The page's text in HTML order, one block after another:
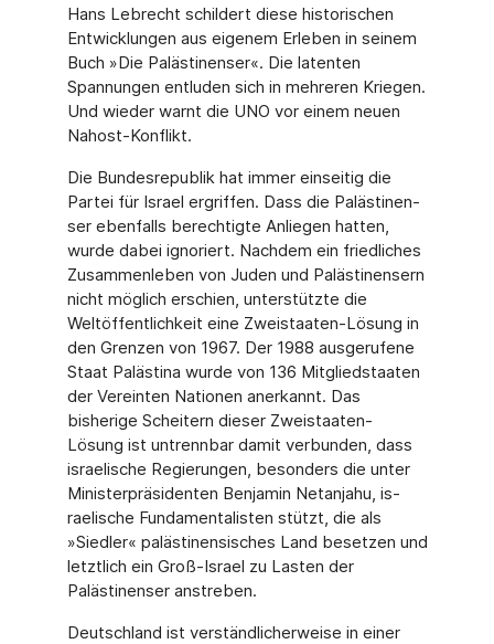
Hans Lebrecht schildert diese historischen
Entwicklungen aus eigenem Erleben in seinem
Buch »Die Palästinenser«. Die latenten
Spannungen entluden sich in mehreren Kriegen.
Und wieder warnt die UNO vor einem neuen
Nahost-Konflikt.
Die Bundesrepublik hat immer einseitig die
Partei für Israel ergriffen. Dass die Palästinen­
ser ebenfalls berechtigte Anliegen hatten,
wurde dabei ignoriert. Nachdem ein friedliches
Zusammenleben von Juden und Palästinensern
nicht möglich erschien, unterstützte die
Weltöffentlichkeit eine Zweistaaten-Lösung in
den Grenzen von 1967. Der 1988 ausgerufe­ne
Staat Palästina wurde von 136 Mitgliedstaaten
der Vereinten Nationen anerkannt. Das
bisherige Scheitern dieser Zweistaaten-
Lösung ist untrennbar damit verbunden, dass
is­raelische Regierungen, besonders die unter
Ministerpräsidenten Benjamin Netanjahu, is­
raelische Fundamentalisten stützt, die als
»Siedler« palästinensisches Land besetzen und
letztlich ein Groß-Israel zu Lasten der
Palästinenser anstreben.
Deutschland ist verständlicherweise in einer